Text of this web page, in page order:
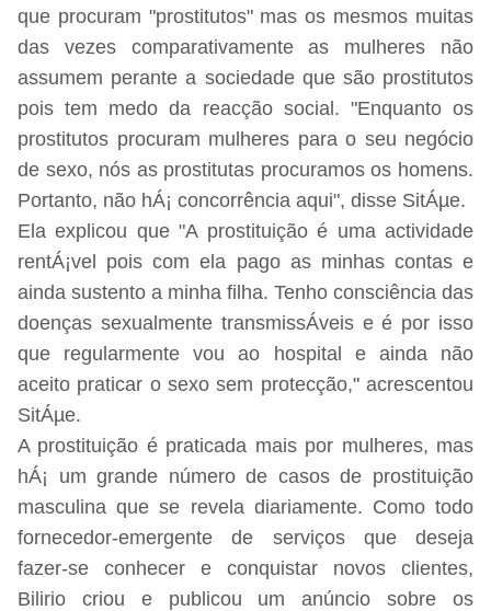
que procuram "prostitutos" mas os mesmos muitas
das vezes comparativamente as mulheres não
assumem perante a sociedade que são prostitutos
pois tem medo da reacção social. "Enquanto os
prostitutos procuram mulheres para o seu negócio
de sexo, nós as prostitutas procuramos os homens.
Portanto, não hÁ¡ concorrência aqui", disse SitÁµe.
Ela explicou que "A prostituição é uma actividade
rentÁ¡vel pois com ela pago as minhas contas e
ainda sustento a minha filha. Tenho consciência das
doenças sexualmente transmissÁveis e é por isso
que regularmente vou ao hospital e ainda não
aceito praticar o sexo sem protecção," acrescentou
SitÁµe.
A prostituição é praticada mais por mulheres, mas
hÁ¡ um grande número de casos de prostituição
masculina que se revela diariamente. Como todo
fornecedor-emergente de serviços que deseja
fazer-se conhecer e conquistar novos clientes,
Bilirio criou e publicou um anúncio sobre os